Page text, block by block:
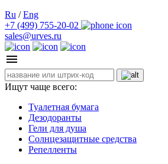
Ru / Eng
+7 (499) 755-20-02
sales@urves.ru
Ищут чаще всего:
Туалетная бумага
Дезодоранты
Гели для душа
Солнцезащитные средства
Репелленты